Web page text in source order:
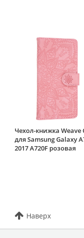
Чехол-книжка Weave
для Samsung Galaxy
2017 A720F розовая
Наверх